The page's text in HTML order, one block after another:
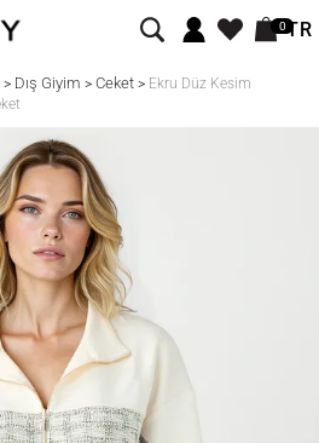
0TR
> Dış Giyim > Ceket> Ekru Düz Kesim